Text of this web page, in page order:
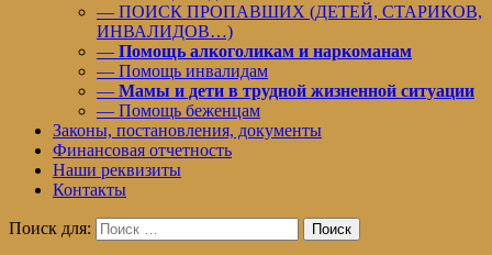
— ПОИСК ПРОПАВШИХ (ДЕТЕЙ, СТАРИКОВ,
ИНВАЛИДОВ…)
— Помощь алкоголикам и наркоманам
— Помощь инвалидам
— Мамы и дети в трудной жизненной ситуации
— Помощь беженцам
Законы, постановления, документы
Финансовая отчетность
Наши реквизиты
Контакты
Поиск для: Поиск